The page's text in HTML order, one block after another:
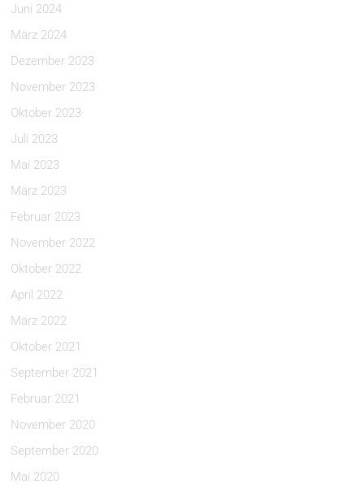
Juni 2024
März 2024
Dezember 2023
November 2023
Oktober 2023
Juli 2023
Mai 2023
März 2023
Februar 2023
November 2022
Oktober 2022
April 2022
März 2022
Oktober 2021
September 2021
Februar 2021
November 2020
September 2020
Mai 2020